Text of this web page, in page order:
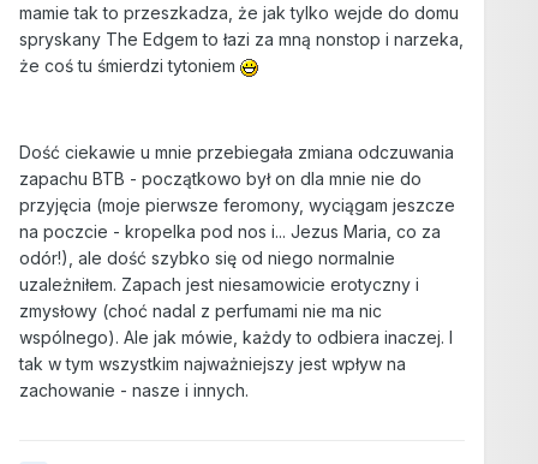
mamie tak to przeszkadza, że jak tylko wejde do domu
spryskany The Edgem to łazi za mną nonstop i narzeka,
że coś tu śmierdzi tytoniem
Dość ciekawie u mnie przebiegała zmiana odczuwania
zapachu BTB - początkowo był on dla mnie nie do
przyjęcia (moje pierwsze feromony, wyciągam jeszcze
na poczcie - kropelka pod nos i... Jezus Maria, co za
odór!), ale dość szybko się od niego normalnie
uzależniłem. Zapach jest niesamowicie erotyczny i
zmysłowy (choć nadal z perfumami nie ma nic
wspólnego). Ale jak mówie, każdy to odbiera inaczej. I
tak w tym wszystkim najważniejszy jest wpływ na
zachowanie - nasze i innych.